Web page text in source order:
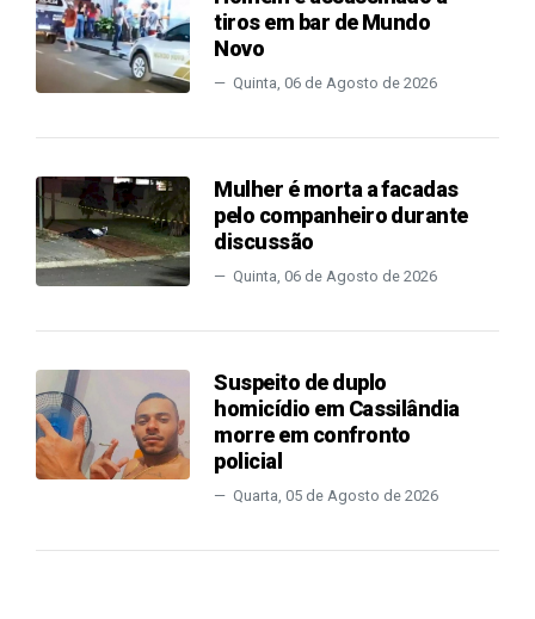
tiros em bar de Mundo
Novo
Quinta, 06 de Agosto de 2026
Mulher é morta a facadas
pelo companheiro durante
discussão
Quinta, 06 de Agosto de 2026
Suspeito de duplo
homicídio em Cassilândia
morre em confronto
policial
Quarta, 05 de Agosto de 2026